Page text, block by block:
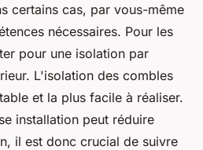
certains cas, par vous-même
nécessaires. Pour les
pour une isolation par
L'isolation des combles
et la plus facile à réaliser.
installation peut réduire
il est donc crucial de suivre